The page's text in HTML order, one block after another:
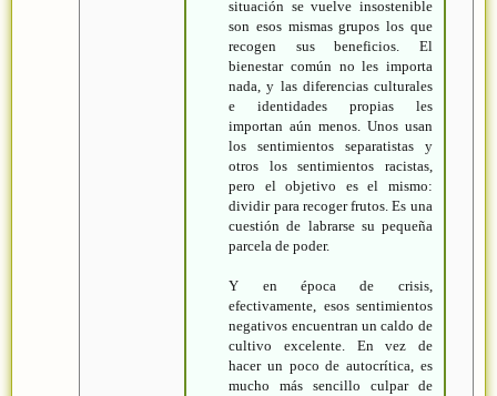
situación se vuelve insostenible
son esos mismas grupos los que
recogen sus beneficios. El
bienestar común no les importa
nada, y las diferencias culturales
e identidades propias les
importan aún menos. Unos usan
los sentimientos separatistas y
otros los sentimientos racistas,
pero el objetivo es el mismo:
dividir para recoger frutos. Es una
cuestión de labrarse su pequeña
parcela de poder.
Y en época de crisis,
efectivamente, esos sentimientos
negativos encuentran un caldo de
cultivo excelente. En vez de
hacer un poco de autocrítica, es
mucho más sencillo culpar de